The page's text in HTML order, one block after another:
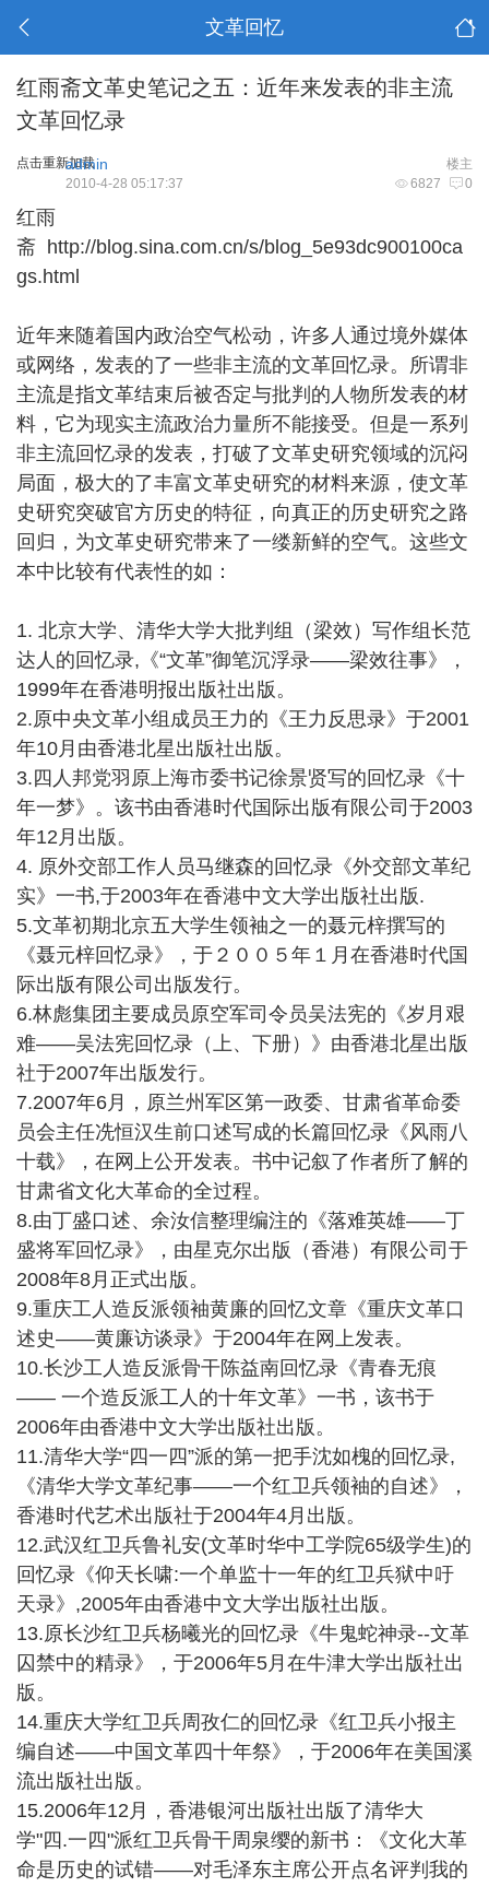
文革回忆
红雨斋文革史笔记之五：近年来发表的非主流
文革回忆录
点击重新加载 楼主
admin
6827 0
2010-4-28 05:17:37
红雨
斋 http://blog.sina.com.cn/s/blog_5e93dc900100ca
gs.html
近年来随着国内政治空气松动，许多人通过境外媒体
或网络，发表的了一些非主流的文革回忆录。所谓非
主流是指文革结束后被否定与批判的人物所发表的材
料，它为现实主流政治力量所不能接受。但是一系列
非主流回忆录的发表，打破了文革史研究领域的沉闷
局面，极大的了丰富文革史研究的材料来源，使文革
史研究突破官方历史的特征，向真正的历史研究之路
回归，为文革史研究带来了一缕新鲜的空气。这些文
本中比较有代表性的如：
1. 北京大学、清华大学大批判组（梁效）写作组长范
达人的回忆录,《“文革”御笔沉浮录——梁效往事》，
1999年在香港明报出版社出版。
2.原中央文革小组成员王力的《王力反思录》于2001
年10月由香港北星出版社出版。
3.四人邦党羽原上海市委书记徐景贤写的回忆录《十
年一梦》。该书由香港时代国际出版有限公司于2003
年12月出版。
4. 原外交部工作人员马继森的回忆录《外交部文革纪
实》一书,于2003年在香港中文大学出版社出版.
5.文革初期北京五大学生领袖之一的聂元梓撰写的
《聂元梓回忆录》，于２００５年１月在香港时代国
际出版有限公司出版发行。
6.林彪集团主要成员原空军司令员吴法宪的《岁月艰
难——吴法宪回忆录（上、下册）》由香港北星出版
社于2007年出版发行。
7.2007年6月，原兰州军区第一政委、甘肃省革命委
员会主任冼恒汉生前口述写成的长篇回忆录《风雨八
十载》，在网上公开发表。书中记叙了作者所了解的
甘肃省文化大革命的全过程。
8.由丁盛口述、余汝信整理编注的《落难英雄——丁
盛将军回忆录》，由星克尔出版（香港）有限公司于
2008年8月正式出版。
9.重庆工人造反派领袖黄廉的回忆文章《重庆文革口
述史——黄廉访谈录》于2004年在网上发表。
10.长沙工人造反派骨干陈益南回忆录《青春无痕
—— 一个造反派工人的十年文革》一书，该书于
2006年由香港中文大学出版社出版。
11.清华大学“四一四”派的第一把手沈如槐的回忆录,
《清华大学文革纪事——一个红卫兵领袖的自述》，
香港时代艺术出版社于2004年4月出版。
12.武汉红卫兵鲁礼安(文革时华中工学院65级学生)的
回忆录《仰天长啸:一个单监十一年的红卫兵狱中吁
天录》,2005年由香港中文大学出版社出版。
13.原长沙红卫兵杨曦光的回忆录《牛鬼蛇神录--文革
囚禁中的精录》，于2006年5月在牛津大学出版社出
版。
14.重庆大学红卫兵周孜仁的回忆录《红卫兵小报主
编自述——中国文革四十年祭》，于2006年在美国溪
流出版社出版。
15.2006年12月，香港银河出版社出版了清华大
学"四.一四"派红卫兵骨干周泉缨的新书：《文化大革
命是历史的试错——对毛泽东主席公开点名评判我的